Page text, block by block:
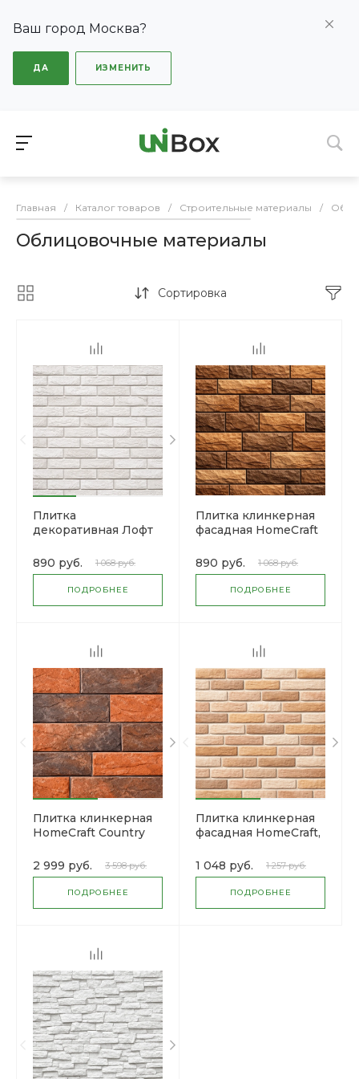
Ваш город Москва?
ДА ИЗМЕНИТЬ
Главная / Каталог товаров / Строительные материалы /
Облицовочные материалы
Сортировка
Плитка
декоративная Лофт
890 руб.
1 068 руб.
ПОДРОБНЕЕ
Плитка клинкерная
фасадная HomeCraft
890 руб.
1 068 руб.
ПОДРОБНЕЕ
Плитка клинкерная
HomeCraft Country
2 999 руб.
3 598 руб.
ПОДРОБНЕЕ
Плитка клинкерная
фасадная HomeCraft,
1 048 руб.
1 257 руб.
ПОДРОБНЕЕ